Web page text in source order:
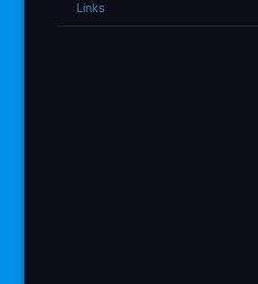
Links